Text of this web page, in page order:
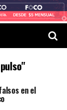
en el